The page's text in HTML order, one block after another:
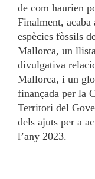
de com haurien
Finalment,
espècies fòssils
Mallorca, un
divulgativa
Mallorca, i un
finançada per la
Territori del
dels ajuts per a
l’any 2023.